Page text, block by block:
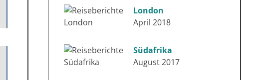
London
April 2018
Südafrika
August 2017